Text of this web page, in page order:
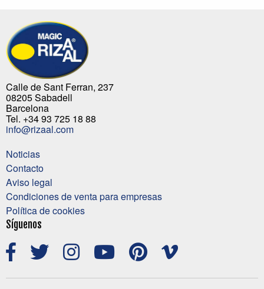
Calle de Sant Ferran, 237
08205 Sabadell
Barcelona
Tel. +34 93 725 18 88
info@rizaal.com
Noticias
Contacto
Aviso legal
Condiciones de venta para empresas
Política de cookies
Síguenos